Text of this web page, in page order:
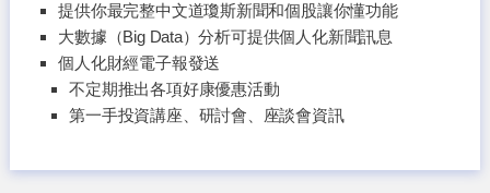
提供你最完整中文道瓊斯新聞和個股讓你懂功能
大數據（Big Data）分析可提供個人化新聞訊息
個人化財經電子報發送
不定期推出各項好康優惠活動
第一手投資講座、研討會、座談會資訊